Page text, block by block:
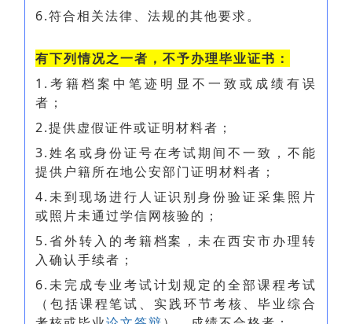
6.符合相关法律、法规的其他要求。
有下列情况之一者，不予办理毕业证书：
1.考籍档案中笔迹明显不一致或成绩有误
者；
2.提供虚假证件或证明材料者；
3.姓名或身份证号在考试期间不一致，不能
提供户籍所在地公安部门证明材料者；
4.未到现场进行人证识别身份验证采集照片
或照片未通过学信网核验的；
5.省外转入的考籍档案，未在西安市办理转
入确认手续者；
6.未完成专业考试计划规定的全部课程考试
（包括课程笔试、实践环节考核、毕业综合